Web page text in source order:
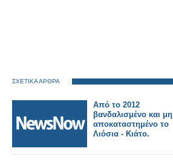
ΣΧΕΤΙΚΑ ΑΡΘΡΑ
Από το 2012
βανδαλισμένο και μη
αποκαταστημένο το
Λιόσια - Κιάτο.